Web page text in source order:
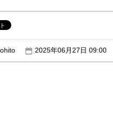
2025年06月27日 09:00